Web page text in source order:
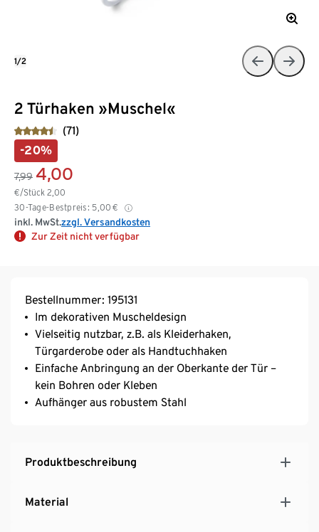
2 Türhaken »Muschel«
(71)
-20%
7,99 4,00
€/Stück 2,00
30-Tage-Bestpreis: 5,00 €
inkl. MwSt.zzgl. Versandkosten
Zur Zeit nicht verfügbar
1/2
Bestellnummer: 195131
Im dekorativen Muscheldesign
Vielseitig nutzbar, z.B. als Kleiderhaken,
Türgarderobe oder als Handtuchhaken
Einfache Anbringung an der Oberkante der Tür –
kein Bohren oder Kleben
Aufhänger aus robustem Stahl
Produktbeschreibung
Material